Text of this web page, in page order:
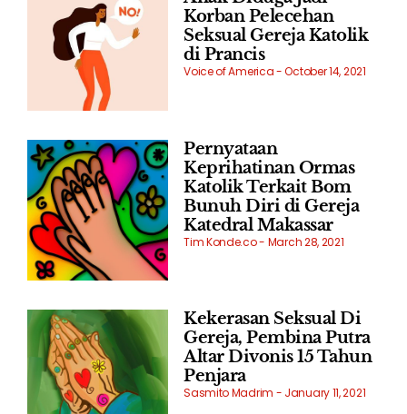
Korban Pelecehan
Seksual Gereja Katolik
di Prancis
Voice of America October 14, 2021
Pernyataan
Keprihatinan Ormas
Katolik Terkait Bom
Bunuh Diri di Gereja
Katedral Makassar
Tim Konde.co March 28, 2021
Kekerasan Seksual Di
Gereja, Pembina Putra
Altar Divonis 15 Tahun
Penjara
Sasmito Madrim January 11, 2021